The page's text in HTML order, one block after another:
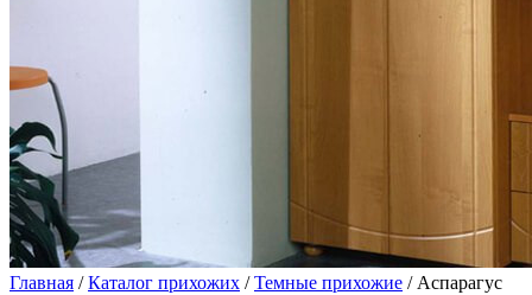
Главная /Каталог прихожих /Темные прихожие / Аспарагус